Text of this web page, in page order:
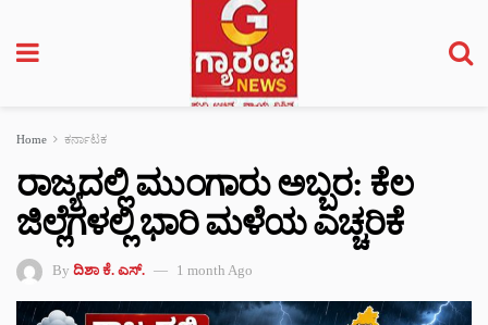
Home ಕರ್ನಾಟಕ
ರಾಜ್ಯದಲ್ಲಿ ಮುಂಗಾರು ಅಬ್ಬರ: ಕೆಲ
ಜಿಲ್ಲೆಗಳಲ್ಲಿ ಭಾರಿ ಮಳೆಯ ಎಚ್ಚರಿಕೆ
By ದಿಶಾ ಕೆ. ಎಸ್. 1 month Ago